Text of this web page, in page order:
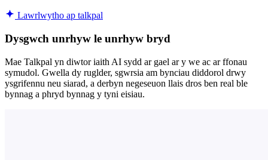
Lawrlwytho ap talkpal
Dysgwch unrhyw le unrhyw bryd
Mae Talkpal yn diwtor iaith AI sydd ar gael ar y we ac ar ffonau
symudol. Gwella dy ruglder, sgwrsia am bynciau diddorol drwy
ysgrifennu neu siarad, a derbyn negeseuon llais dros ben real ble
bynnag a phryd bynnag y tyni eisiau.